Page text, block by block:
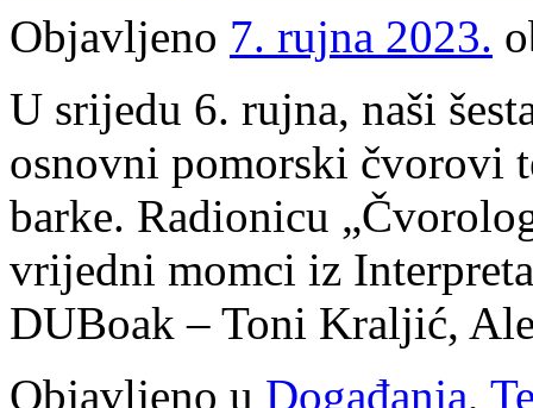
Objavljeno 7. rujna 2023.
U srijedu 6. rujna, naši
osnovni pomorski čvorovi
barke. Radionicu
vrijedni momci iz
DUBoak – Toni Kraljić,
Objavljeno u Događanja,